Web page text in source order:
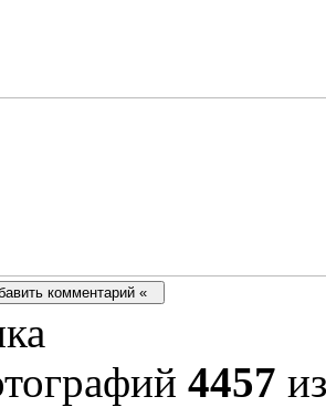
4457